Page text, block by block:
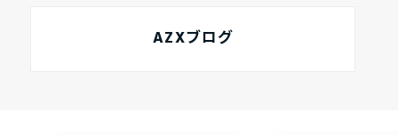
AZXブログ